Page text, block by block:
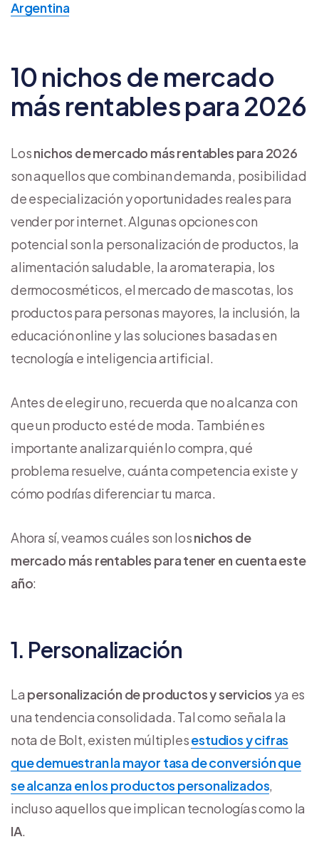
Argentina
10 nichos de mercado
más rentables para 2026
Losnichos de mercado más rentables para 2026
son aquellos que combinan demanda, posibilidad
de especialización y oportunidades reales para
vender por internet. Algunas opciones con
potencial son la personalización de productos, la
alimentación saludable, la aromaterapia, los
dermocosméticos, el mercado de mascotas, los
productos para personas mayores, la inclusión, la
educación online y las soluciones basadas en
tecnología e inteligencia artificial.
Antes de elegir uno, recuerda que no alcanza con
que un producto esté de moda. También es
importante analizar quién lo compra, qué
problema resuelve, cuánta competencia existe y
cómo podrías diferenciar tu marca.
Ahora sí, veamos cuáles son losnichos de
mercado más rentables para tener en cuenta este
año:
1. Personalización
La personalización de productos y servicios ya es
una tendencia consolidada. Tal como señala la
nota de Bolt, existen múltiplesestudios y cifras
que demuestran la mayor tasa de conversión que
se alcanza en los productos personalizados,
incluso aquellos que implican tecnologías como la
IA.